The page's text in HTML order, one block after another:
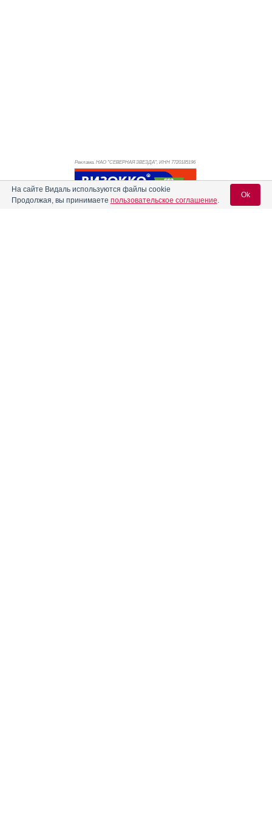
Реклама. НАО "СЕВЕРНАЯ ЗВЕЗДА", ИНН 7720185196
На сайте Видаль используются файлы cookie
Продолжая, вы принимаете пользовательское соглашение.
Ok